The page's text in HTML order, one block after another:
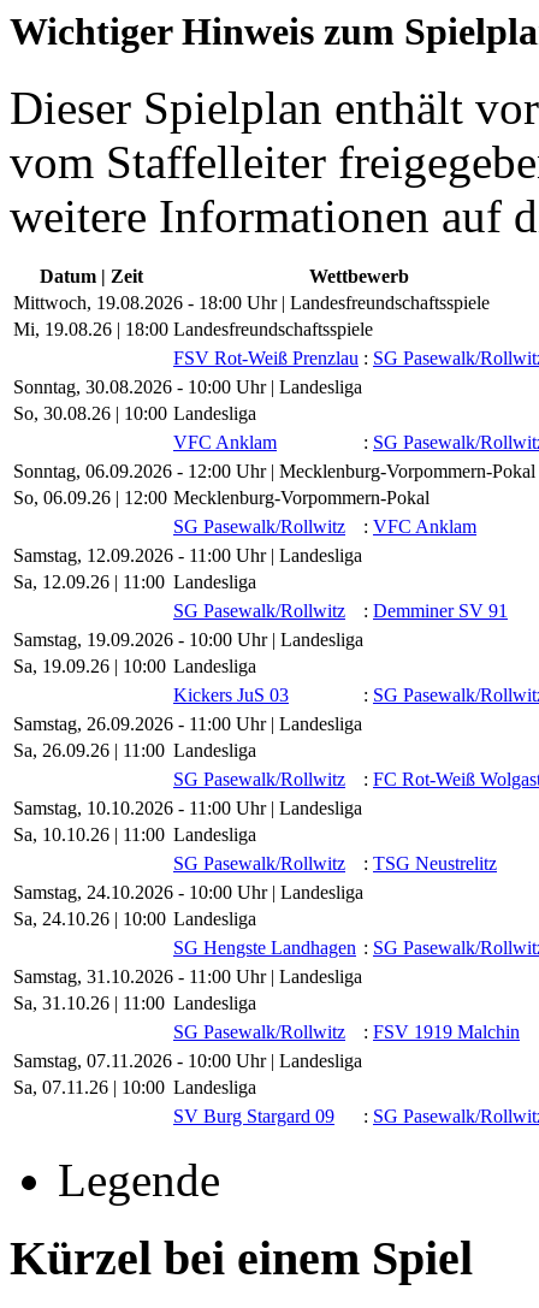
Wichtiger Hinweis zum
Dieser Spielplan enthält
vom Staffelleiter
weitere Informationen auf
Datum | Zeit
Wettbewerb
Mittwoch, 19.08.2026 - 18:00 Uhr | Landesfreundschaftsspiele
Mi, 19.08.26 | 18:00 Landesfreundschaftsspiele
FSV Rot-Weiß Prenzlau : SG Pasewalk/​
Sonntag, 30.08.2026 - 10:00 Uhr | Landesliga
So, 30.08.26 | 10:00 Landesliga
VFC Anklam
: SG Pasewalk/​
Sonntag, 06.09.2026 - 12:00 Uhr | Mecklenburg-Vorpommern-Pokal
So, 06.09.26 | 12:00 Mecklenburg-Vorpommern-Pokal
SG Pasewalk/​Rollwitz
: VFC Anklam
Samstag, 12.09.2026 - 11:00 Uhr | Landesliga
Sa, 12.09.26 | 11:00 Landesliga
SG Pasewalk/​Rollwitz
: Demminer SV 91
Samstag, 19.09.2026 - 10:00 Uhr | Landesliga
Sa, 19.09.26 | 10:00 Landesliga
Kickers JuS 03
: SG Pasewalk/​
Samstag, 26.09.2026 - 11:00 Uhr | Landesliga
Sa, 26.09.26 | 11:00 Landesliga
SG Pasewalk/​Rollwitz
: FC Rot-Weiß
Samstag, 10.10.2026 - 11:00 Uhr | Landesliga
Sa, 10.10.26 | 11:00 Landesliga
SG Pasewalk/​Rollwitz
: TSG Neustrelitz
Samstag, 24.10.2026 - 10:00 Uhr | Landesliga
Sa, 24.10.26 | 10:00 Landesliga
SG Hengste Landhagen : SG Pasewalk/​
Samstag, 31.10.2026 - 11:00 Uhr | Landesliga
Sa, 31.10.26 | 11:00 Landesliga
SG Pasewalk/​Rollwitz
: FSV 1919 Malchin
Samstag, 07.11.2026 - 10:00 Uhr | Landesliga
Sa, 07.11.26 | 10:00 Landesliga
SV Burg Stargard 09
: SG Pasewalk/​
Legende
Kürzel bei einem Spiel